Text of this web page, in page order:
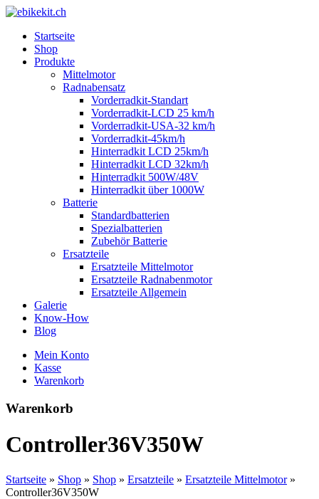
Startseite
Shop
Produkte
Mittelmotor
Radnabensatz
Vorderradkit-Standart
Vorderradkit-LCD 25 km/h
Vorderradkit-USA-32 km/h
Vorderradkit-45km/h
Hinterradkit LCD 25km/h
Hinterradkit LCD 32km/h
Hinterradkit 500W/48V
Hinterradkit über 1000W
Batterie
Standardbatterien
Spezialbatterien
Zubehör Batterie
Ersatzteile
Ersatzteile Mittelmotor
Ersatzteile Radnabenmotor
Ersatzteile Allgemein
Galerie
Know-How
Blog
Mein Konto
Kasse
Warenkorb
Warenkorb
Controller36V350W
Startseite » Shop » Shop » Ersatzteile » Ersatzteile Mittelmotor »
Controller36V350W